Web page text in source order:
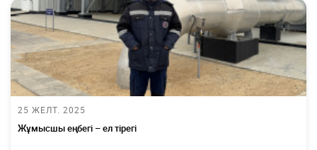
25 ЖЕЛТ. 2025
Жұмысшы еңбегі – ел тірегі